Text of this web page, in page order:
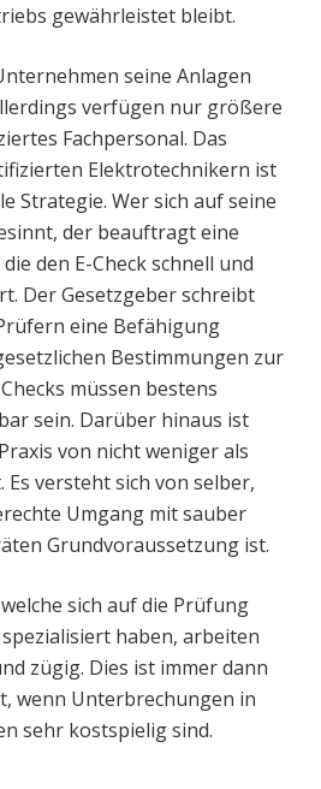
gewährleistet bleibt.
seine Anlagen
verfügen nur größere
Fachpersonal. Das
Elektrotechnikern ist
Strategie. Wer sich auf seine
der beauftragt eine
den E-Check schnell und
Der Gesetzgeber schreibt
eine Befähigung
Bestimmungen zur
müssen bestens
sein. Darüber hinaus ist
von nicht weniger als
versteht sich von selber,
Umgang mit sauber
Grundvoraussetzung ist.
sich auf die Prüfung
haben, arbeiten
zügig. Dies ist immer dann
wenn Unterbrechungen in
sehr kostspielig sind.